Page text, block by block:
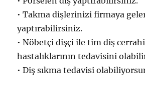
• Takma dişlerinizi firmaya
yaptırabilirsiniz.
• Nöbetçi dişçi ile tim diş
hastalıklarının tedavisini
• Diş sıkma tedavisi